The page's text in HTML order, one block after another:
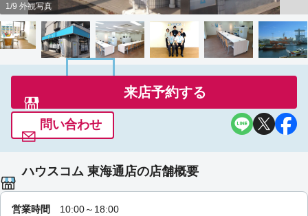
1/9 外観写真
来店予約する
問い合わせ
ハウスコム 東海通店の店舗概要
営業時間 10:00～18:00